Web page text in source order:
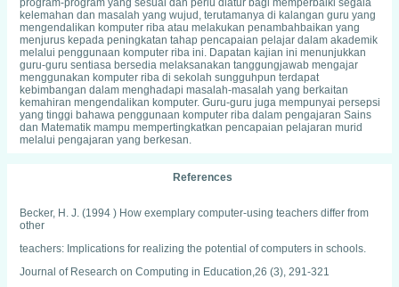
program-program yang sesuai dan perlu diatur bagi memperbaiki segala
kelemahan dan masalah yang wujud, terutamanya di kalangan guru yang
mengendalikan komputer riba atau melakukan penambahbaikan yang
menjurus kepada peningkatan tahap pencapaian pelajar dalam akademik
melalui penggunaan komputer riba ini. Dapatan kajian ini menunjukkan
guru-guru sentiasa bersedia melaksanakan tanggungjawab mengajar
menggunakan komputer riba di sekolah sungguhpun terdapat
kebimbangan dalam menghadapi masalah-masalah yang berkaitan
kemahiran mengendalikan komputer. Guru-guru juga mempunyai persepsi
yang tinggi bahawa penggunaan komputer riba dalam pengajaran Sains
dan Matematik mampu mempertingkatkan pencapaian pelajaran murid
melalui pengajaran yang berkesan.
References
Becker, H. J. (1994 ) How exemplary computer-using teachers differ from
other
teachers: Implications for realizing the potential of computers in schools.
Journal of Research on Computing in Education,26 (3), 291-321